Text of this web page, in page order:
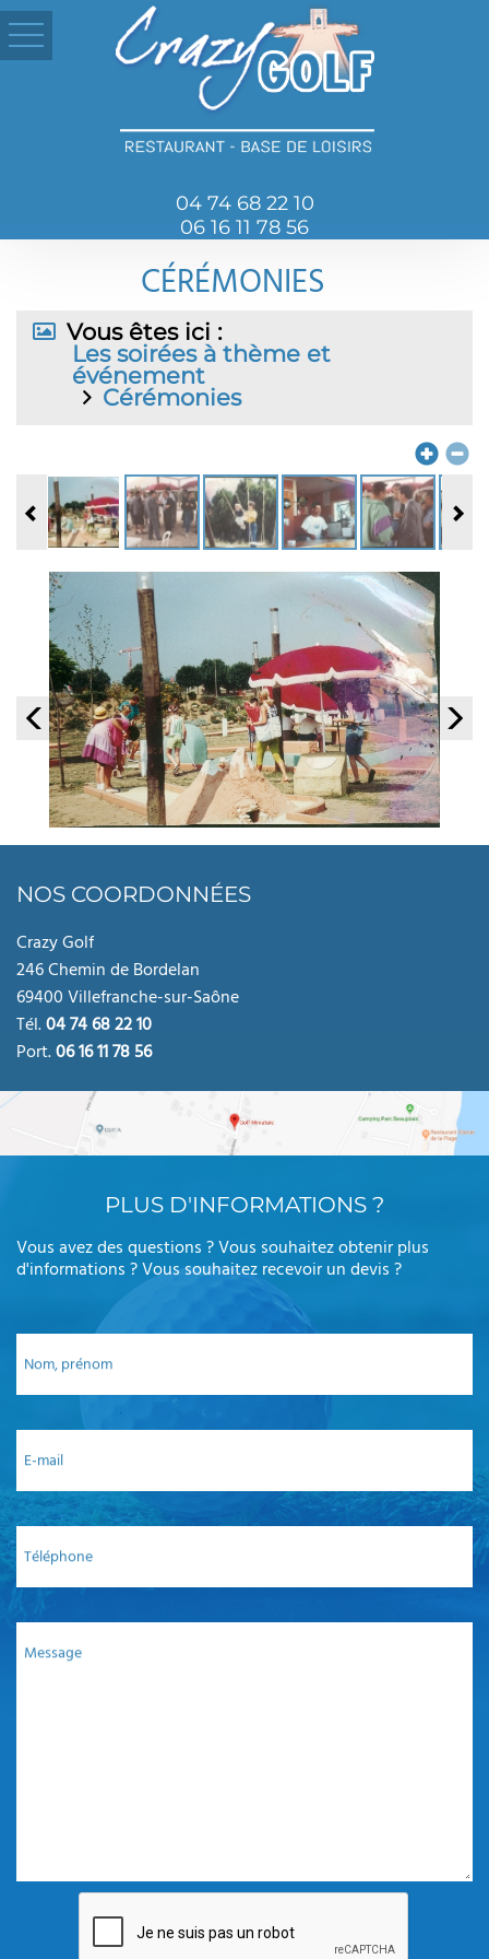
04 74 68 22 10
06 16 11 78 56
CÉRÉMONIES
Vous êtes ici :
Les soirées à thème et
événement
Cérémonies
NOS COORDONNÉES
Crazy Golf
246 Chemin de Bordelan
69400 Villefranche-sur-Saône
Tél.04 74 68 22 10
Port.06 16 11 78 56
PLUS D'INFORMATIONS ?
Vous avez des questions ? Vous souhaitez obtenir plus
d'informations ? Vous souhaitez recevoir un devis ?
Nom, prénom
E-mail
Téléphone
Message